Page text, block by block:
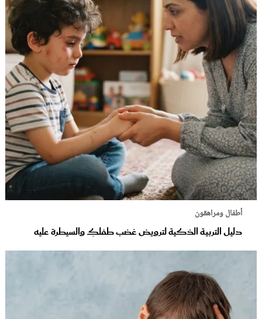
أطفال ومراهقون
دليل التربية الذكية لترويض غضب طفلكِ والسيطرة عليه